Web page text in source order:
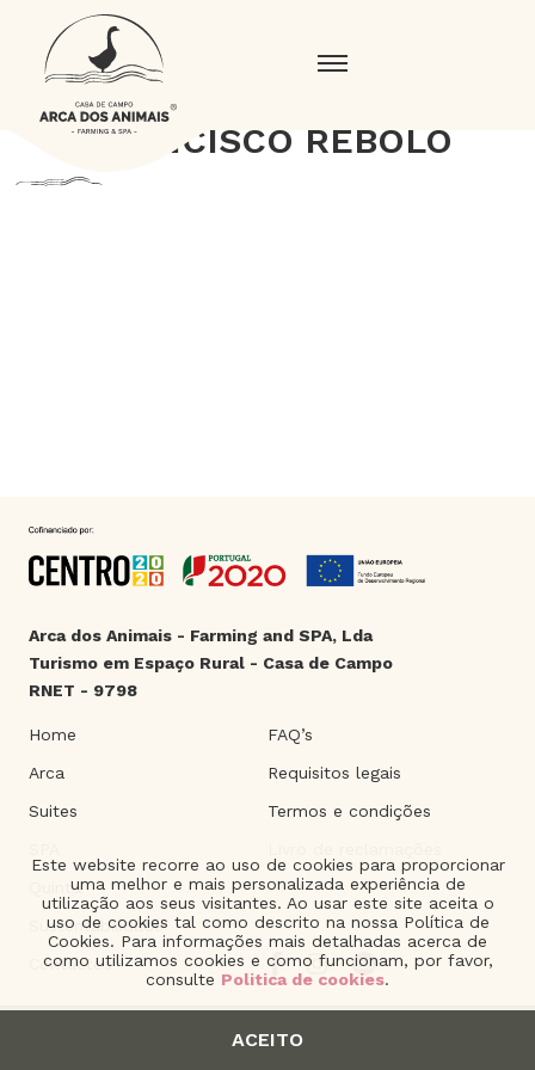
Este website recorre ao uso de cookies para proporcionar
uma melhor e mais personalizada experiência de
utilização aos seus visitantes. Ao usar este site aceita o
uso de cookies tal como descrito na nossa Política de
Cookies. Para informações mais detalhadas acerca de
como utilizamos cookies e como funcionam, por favor,
consulte Politica de cookies.
ACEITO
FRANCISCO REBOLO
Arca dos Animais - Farming and SPA, Lda
Turismo em Espaço Rural - Casa de Campo
RNET - 9798
Home
Arca
Suites
Quinta
Sustentabilidade
Contactos
FAQ’s
Requisitos legais
Termos e condições
2021 © Arca dos Animais. | Product of